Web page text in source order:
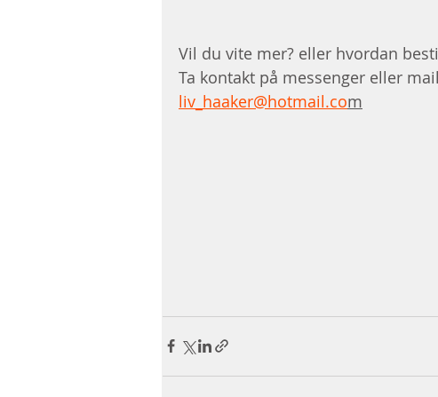
Vil du vite mer? eller hvordan
Ta kontakt på messenger eller
liv_haaker@hotmail.com